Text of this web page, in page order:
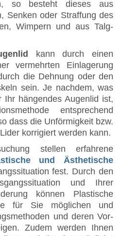
so besteht dieses aus
Senken oder Straffung des
Wimpern und aus Talg-
kann durch einen
vermehrten Einlagerung
die Dehnung oder den
sein. Je nachdem, was
Ihr hängendes Augenlid ist,
entsprechend
dass die Unförmigkeit bzw.
korrigiert werden kann.
stellen erfahrene
und Ästhetische
fest. Durch den
und Ihrer
können Plastische
für Sie möglichen und
und deren Vor-
Zudem werden Ihnen